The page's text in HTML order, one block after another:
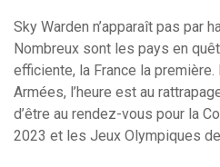
Sky Warden n’apparaît pas par
Nombreux sont les pays en
efficiente, la France la
Armées, l’heure est au
d’être au rendez-vous pour la
2023 et les Jeux Olympiques